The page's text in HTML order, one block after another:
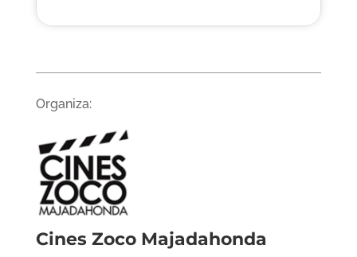
Organiza:
Cines Zoco Majadahonda